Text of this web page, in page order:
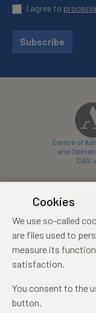
I agree to
Subscribe
Centre of
and
CAS,
Cookies
We use so-called
are files used to
measure its
satisfaction.
You consent to the
button.